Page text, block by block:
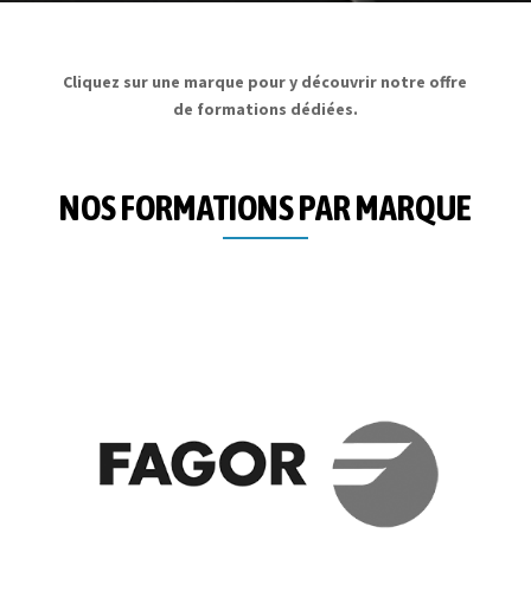
Cliquez sur une marque pour y découvrir notre offre
de formations dédiées.
NOS FORMATIONS PAR MARQUE